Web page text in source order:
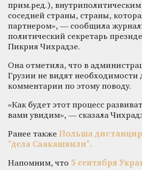
прим.ред.),
соседней страны, страны,
партнером», — сообщила
политический секретарь
Пикрия Чихрадзе.
Она отметила, что в
Грузии не видят необходимости
комментарии по этому поводу.
«Как будет этот процесс
вами увидим», — сказала
Ранее также Польша
"дела Саакашвили".
Напомним, что 5 сентября